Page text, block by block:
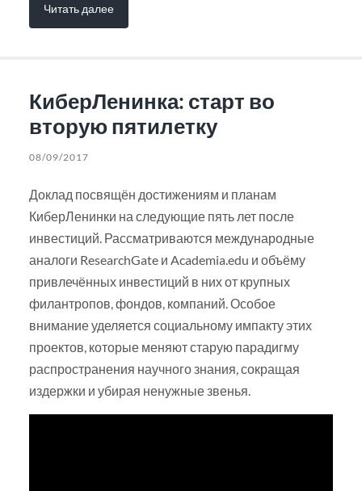
Читать далее
КиберЛенинка: старт во
вторую пятилетку
08/09/2017
Доклад посвящён достижениям и планам
КиберЛенинки на следующие пять лет после
инвестиций. Рассматриваются международные
аналоги ResearchGate и Academia.edu и объёму
привлечённых инвестиций в них от крупных
филантропов, фондов, компаний. Особое
внимание уделяется социальному импакту этих
проектов, которые меняют старую парадигму
распространения научного знания, сокращая
издержки и убирая ненужные звенья.